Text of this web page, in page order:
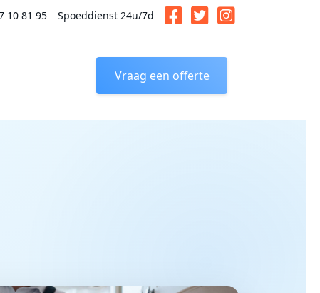
10 81 95 Spoeddienst 24u/7d
Vraag een offerte